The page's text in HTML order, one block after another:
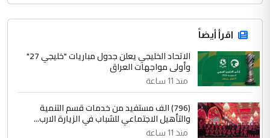
اقرأ أيضاً
الاتحاد الخليجي يعلن جدول مباريات "خليجي 27"
وأولى مواجهات العراق
منذ 11 ساعة
(796) الف مستفيد من خدمات قسم التنمية
والتأهيل الاجتماعي للشباب في الزيارة الارب...
منذ 11 ساعة